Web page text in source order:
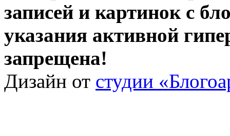
записей и картинок с
указания активной
запрещена!
Дизайн от студии